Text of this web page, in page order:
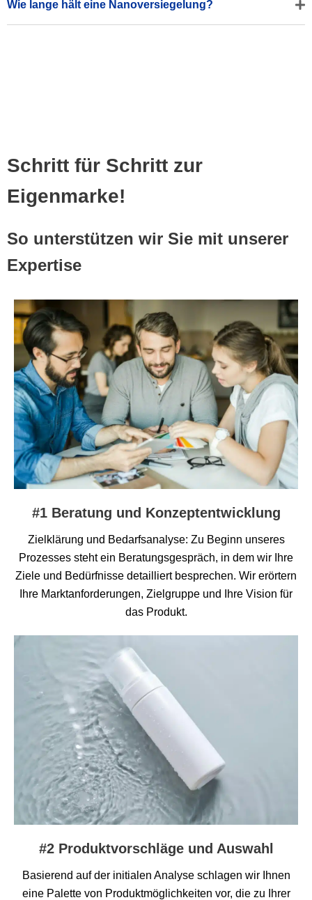
Wie lange hält eine Nanoversiegelung?
Schritt für Schritt zur
Eigenmarke!
So unterstützen wir Sie mit unserer
Expertise
#1 Beratung und Konzeptentwicklung
Zielklärung und Bedarfsanalyse: Zu Beginn unseres
Prozesses steht ein Beratungsgespräch, in dem wir Ihre
Ziele und Bedürfnisse detailliert besprechen. Wir erörtern
Ihre Marktanforderungen, Zielgruppe und Ihre Vision für
das Produkt.
#2 Produktvorschläge und Auswahl
Basierend auf der initialen Analyse schlagen wir Ihnen
eine Palette von Produktmöglichkeiten vor, die zu Ihrer